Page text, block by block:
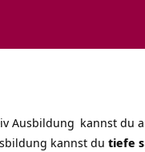
Ausbildung kannst du
kannst du tiefe